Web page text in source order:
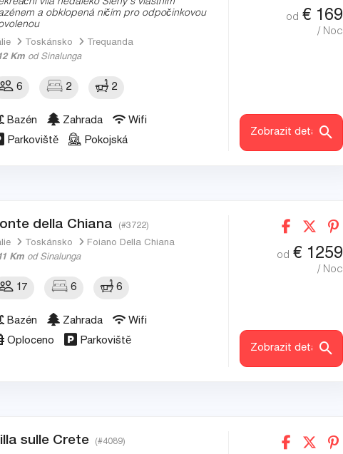
vila nedaleko Sieny s vlastním
a obklopená ničím pro odpočinkovou
Toskánsko
Trequanda
Km od Sinalunga
6 2 2
Bazén Zahrada
Wifi
Parkoviště
Pokojská
od € 169
/ Noc
Zobrazit detaily
della Chiana (#3722)
Toskánsko
Foiano Della Chiana
Km od Sinalunga
17 6 6
Bazén Zahrada
Wifi
Oploceno
Parkoviště
od € 1259
/ Noc
Zobrazit detaily
sulle Crete (#4089)